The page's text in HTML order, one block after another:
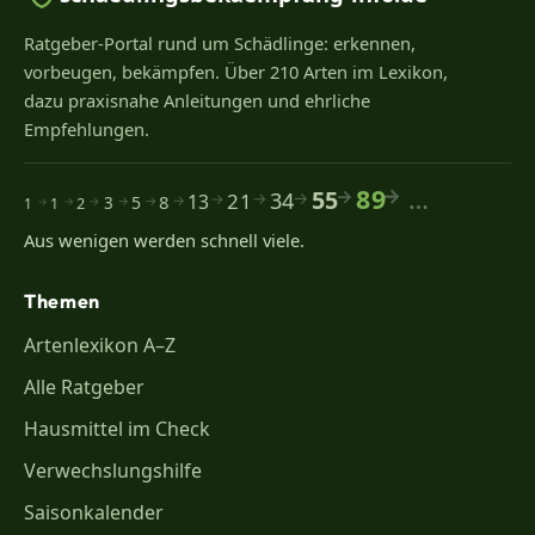
Ratgeber-Portal rund um Schädlinge: erkennen,
vorbeugen, bekämpfen. Über 210 Arten im Lexikon,
dazu praxisnahe Anleitungen und ehrliche
Empfehlungen.
1 1 2 3 5 8 13 21 34 55 89 …
Aus wenigen werden schnell viele.
Themen
Artenlexikon A–Z
Alle Ratgeber
Hausmittel im Check
Verwechslungshilfe
Saisonkalender